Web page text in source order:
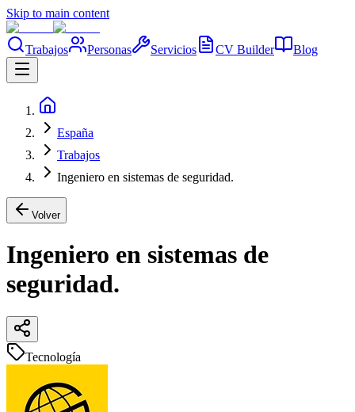
Skip to main content
Trabajos Personas Servicios CV Builder Blog
España
Trabajos
Ingeniero en sistemas de seguridad.
Volver
Ingeniero en sistemas de
seguridad.
Tecnología